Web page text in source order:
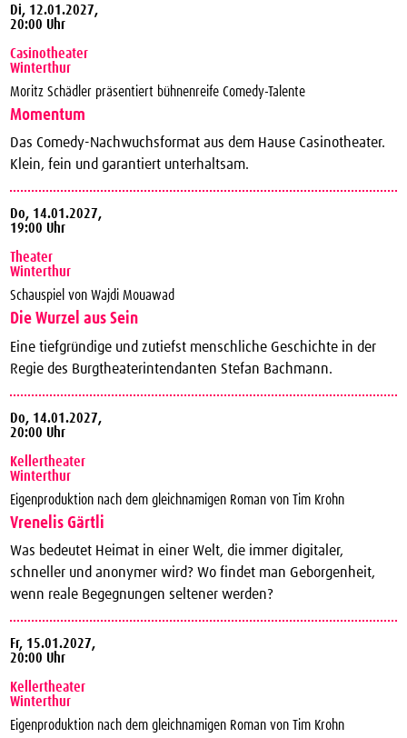
Di, 12.01.2027,
20:00 Uhr
Casinotheater
Winterthur
Moritz Schädler präsentiert bühnenreife Comedy-Talente
Momentum
Das Comedy-Nachwuchsformat aus dem Hause Casinotheater.
Klein, fein und garantiert unterhaltsam.
Do, 14.01.2027,
19:00 Uhr
Theater
Winterthur
Schauspiel von Wajdi Mouawad
Die Wurzel aus Sein
Eine tiefgründige und zutiefst menschliche Geschichte in der
Regie des Burgtheaterintendanten Stefan Bachmann.
Do, 14.01.2027,
20:00 Uhr
Kellertheater
Winterthur
Eigenproduktion nach dem gleichnamigen Roman von Tim Krohn
Vrenelis Gärtli
Was bedeutet Heimat in einer Welt, die immer digitaler,
schneller und anonymer wird? Wo findet man Geborgenheit,
wenn reale Begegnungen seltener werden?
Fr, 15.01.2027,
20:00 Uhr
Kellertheater
Winterthur
Eigenproduktion nach dem gleichnamigen Roman von Tim Krohn